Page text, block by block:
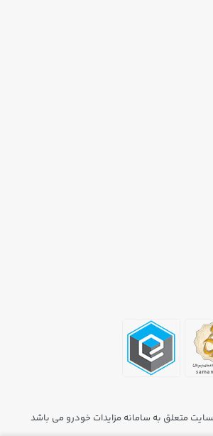
متعلق به سامانه مزایدات خودرو می باشد